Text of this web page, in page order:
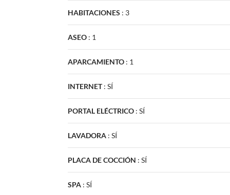
HABITACIONES : 3
ASEO : 1
APARCAMIENTO : 1
INTERNET: SÍ
PORTAL ELÉCTRICO : SÍ
LAVADORA : SÍ
PLACA DE COCCIÓN : SÍ
SPA : SÍ